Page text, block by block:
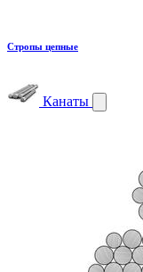
Стропы цепные
Канаты